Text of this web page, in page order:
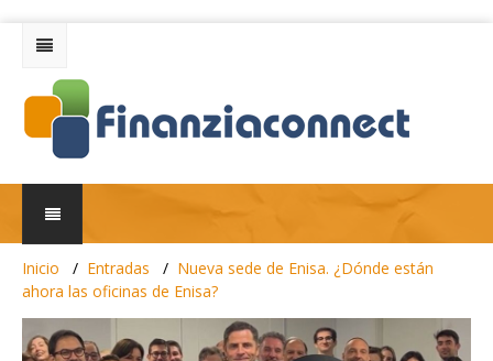
Inicio Entradas
Nueva sede de Enisa. ¿Dónde están
ahora las oficinas de Enisa?